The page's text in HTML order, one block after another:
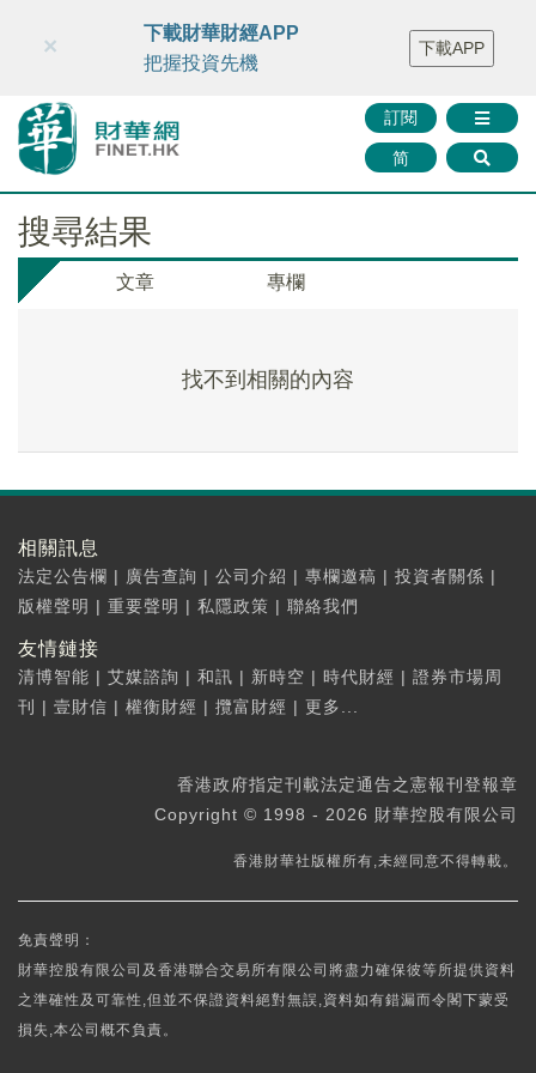
財華智庫網 FINTV FINMETA 財華證券 媒體矩陣
智庫沙龍
聯絡我們
訂閱
简
×
下載財華財經APP
把握投資先機
下載APP
搜尋結果
文章 專欄
找不到相關的內容
相關訊息
法定公告欄 | 廣告查詢 | 公司介紹 | 專欄邀稿 | 投資者關係 |
版權聲明 | 重要聲明 | 私隱政策 | 聯絡我們
友情鏈接
清博智能 | 艾媒諮詢 | 和訊 | 新時空 | 時代財經 | 證券市場周
刊
| 壹財信 | 權衡財經 | 攬富財經 | 更多...
香港政府指定刊載法定通告之憲報刊登報章
Copyright © 1998 - 2026 財華控股有限公司
香港財華社版權所有,未經同意不得轉載。
免責聲明：
財華控股有限公司及香港聯合交易所有限公司將盡力確保彼等所提供資料
之準確性及可靠性,但並不保證資料絕對無誤,資料如有錯漏而令閣下蒙受
損失,本公司概不負責。